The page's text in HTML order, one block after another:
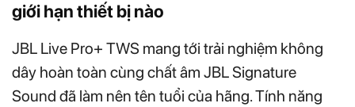
giới hạn thiết bị nào
JBL Live Pro+ TWS mang tới trải nghiệm không
dây hoàn toàn cùng chất âm JBL Signature
Sound đã làm nên tên tuổi của hãng. Tính năng